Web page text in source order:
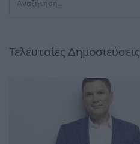
Τελευταίες Δημοσιεύσεις